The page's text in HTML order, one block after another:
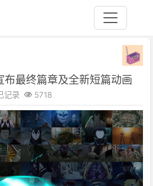
最终篇章及全新短篇动画
记录 5718